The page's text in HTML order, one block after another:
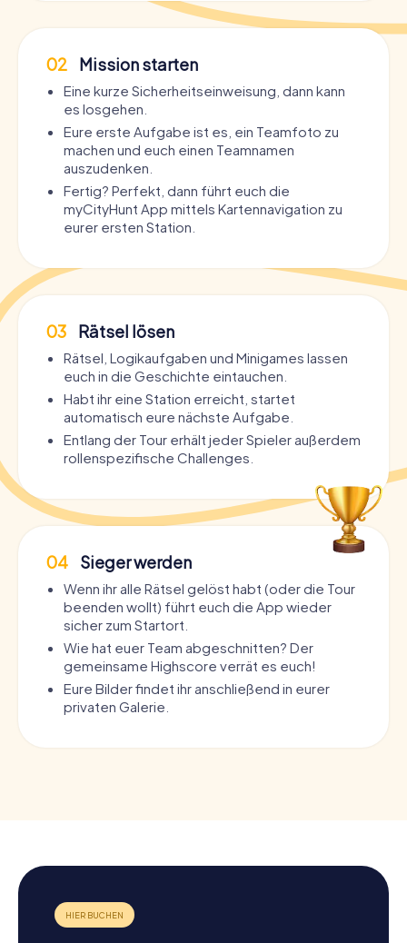
02 Mission starten
Eine kurze Sicherheitseinweisung, dann kann
es losgehen.
Eure erste Aufgabe ist es, ein Teamfoto zu
machen und euch einen Teamnamen
auszudenken.
Fertig? Perfekt, dann führt euch die
myCityHunt App mittels Kartennavigation zu
eurer ersten Station.
03 Rätsel lösen
Rätsel, Logikaufgaben und Minigames lassen
euch in die Geschichte eintauchen.
Habt ihr eine Station erreicht, startet
automatisch eure nächste Aufgabe.
Entlang der Tour erhält jeder Spieler außerdem
rollenspezifische Challenges.
04 Sieger werden
Wenn ihr alle Rätsel gelöst habt (oder die Tour
beenden wollt) führt euch die App wieder
sicher zum Startort.
Wie hat euer Team abgeschnitten? Der
gemeinsame Highscore verrät es euch!
Eure Bilder findet ihr anschließend in eurer
privaten Galerie.